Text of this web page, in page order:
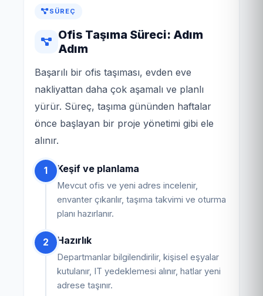
SÜREÇ
Ofis Taşıma Süreci: Adım
Adım
Başarılı bir ofis taşıması, evden eve
nakliyattan daha çok aşamalı ve planlı
yürür. Süreç, taşıma gününden haftalar
önce başlayan bir proje yönetimi gibi ele
alınır.
1 Keşif ve planlama
Mevcut ofis ve yeni adres incelenir,
envanter çıkarılır, taşıma takvimi ve oturma
planı hazırlanır.
2 Hazırlık
Departmanlar bilgilendirilir, kişisel eşyalar
kutulanır, IT yedeklemesi alınır, hatlar yeni
adrese taşınır.